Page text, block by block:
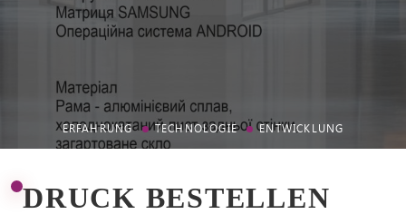
ERFAHRUNG TECHNOLOGIE ENTWICKLUNG
DRUCK BESTELLEN